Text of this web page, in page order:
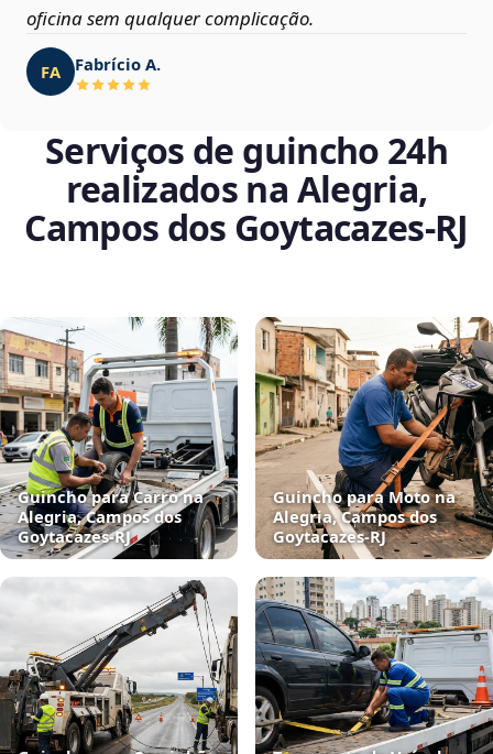
oficina sem qualquer complicação.
FA Fabrício A.
Serviços de guincho 24h
realizados na Alegria,
Campos dos Goytacazes‑RJ
Guincho para Carro na
Alegria, Campos dos
Goytacazes‑RJ
Guincho para Moto na
Alegria, Campos dos
Goytacazes‑RJ